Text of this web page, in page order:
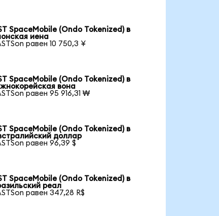
SpaceMobile (Ondo Tokenized) в
иена
равен 10 750,3 ¥
SpaceMobile (Ondo Tokenized) в
вона
равен 95 916,31 ₩
SpaceMobile (Ondo Tokenized) в
доллар
равен 96,39 $
SpaceMobile (Ondo Tokenized) в
реал
равен 347,28 R$